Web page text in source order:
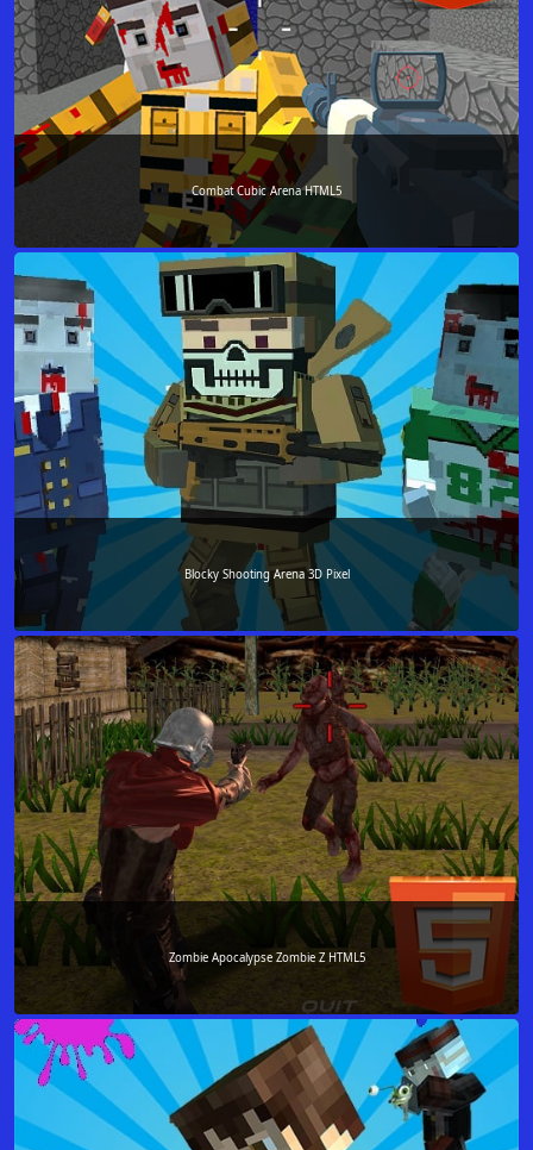
Combat Cubic Arena HTML5
Blocky Shooting Arena 3D Pixel
Zombie Apocalypse Zombie Z HTML5